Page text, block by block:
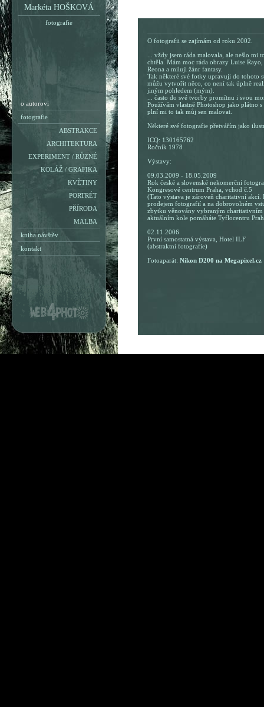
Markéta HOŠKOVÁ
fotografie
o autorovi
fotografie
ABSTRAKCE
ARCHITEKTURA
EXPERIMENT / RŮZNÉ
KOLÁŽ / GRAFIKA
KVĚTINY
PORTRÉT
PŘÍRODA
MALBA
kniha návštěv
kontakt
O fotografii se zajímám od roku 2002.
... vždy jsem ráda malovala, ale nešlo mi
chtěla. Mám moc ráda obrazy Luise
Reona a miluji žánr fantasy.
Tak některé své fotky upravuji do tohoto
můžu vytvořit něco, co není tak úplně
jiným pohledem (mým).
... často do své tvorby promítnu i svou
Používám vlastně Photoshop jako plátno
plní mi to tak můj sen malovat.
Některé své fotografie přetvářím jako
ICQ: 130165762
Ročník 1978
Výstavy:
09.03.2009 - 18.05.2009
Rok české a slovenské nekomerční
Kongresové centrum Praha, vchod č.5
(Tato výstava je zároveň charitativní akcí.
prodejem fotografií a na dobrovolném
zbytku věnovány vybraným
aktuálním kole pomáháte Tyflocentru
02.11.2006
První samostatná výstava, Hotel ILF
(abstraktní fotografie)
Fotoaparát: Nikon D200 na Megapixel.cz